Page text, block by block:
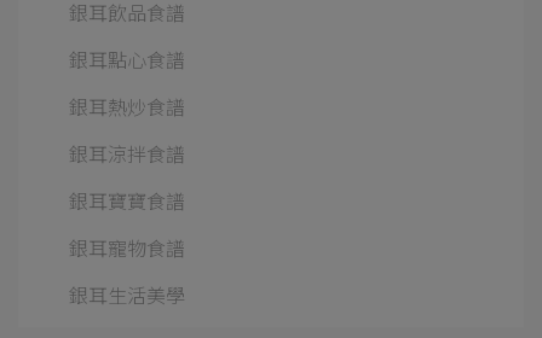
銀耳飲品食譜
銀耳點心食譜
銀耳熱炒食譜
銀耳涼拌食譜
銀耳寶寶食譜
銀耳寵物食譜
銀耳生活美學